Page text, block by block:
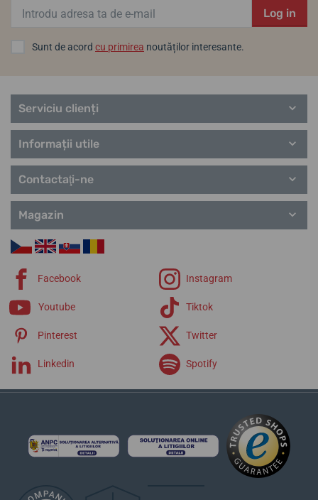
Log in
Sunt de acord cu primirea noutăților interesante.
Serviciu clienți
Informații utile
Contactaţi-ne
Magazin
Facebook Instagram
Youtube Tiktok
Pinterest Twitter
Linkedin Spotify